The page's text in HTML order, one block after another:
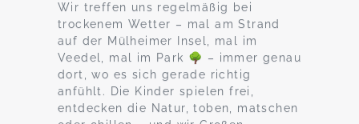
Wir treffen uns regelmäßig bei
trockenem Wetter – mal am Strand
auf der Mülheimer Insel, mal im
Veedel, mal im Park 🌳 – immer genau
dort, wo es sich gerade richtig
anfühlt. Die Kinder spielen frei,
entdecken die Natur, toben, matschen